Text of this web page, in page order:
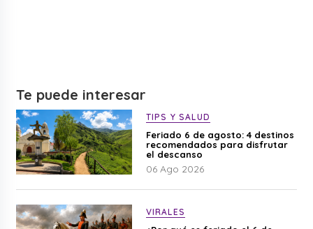
Te puede interesar
TIPS Y SALUD
Feriado 6 de agosto: 4 destinos
recomendados para disfrutar
el descanso
06 Ago 2026
VIRALES